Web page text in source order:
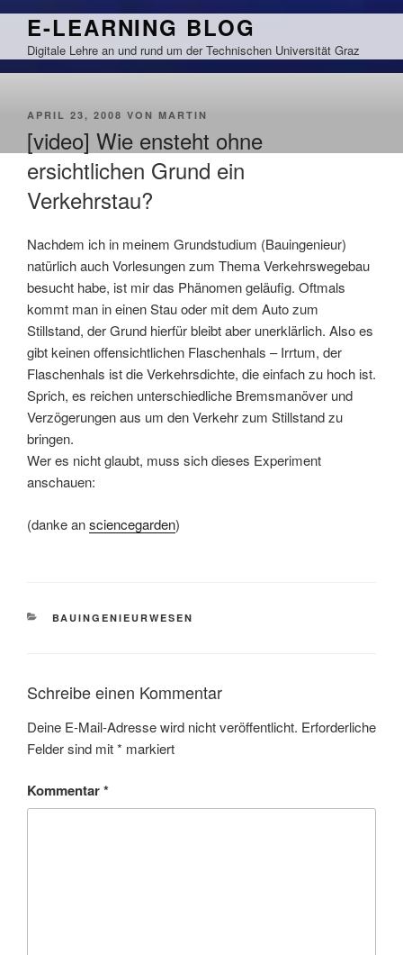
Zum
springen
E-LEARNING BLOG
Digitale Lehre an und rund um der Technischen Universität Graz
VERÖFFENTLICHT
APRIL 23, 2008 VON MARTIN
[video] Wie ensteht ohne
ersichtlichen Grund ein
Verkehrstau?
Nachdem ich in meinem Grundstudium (Bauingenieur)
natürlich auch Vorlesungen zum Thema Verkehrswegebau
besucht habe, ist mir das Phänomen geläufig. Oftmals
kommt man in einen Stau oder mit dem Auto zum
Stillstand, der Grund hierfür bleibt aber unerklärlich. Also es
gibt keinen offensichtlichen Flaschenhals – Irrtum, der
Flaschenhals ist die Verkehrsdichte, die einfach zu hoch ist.
Sprich, es reichen unterschiedliche Bremsmanöver und
Verzögerungen aus um den Verkehr zum Stillstand zu
bringen.
Wer es nicht glaubt, muss sich dieses Experiment
anschauen:
(danke ansciencegarden)
KATEGORIEN
BAUINGENIEURWESEN
Schreibe einen Kommentar
Deine E-Mail-Adresse wird nicht veröffentlicht. Erforderliche
Felder sind mit* markiert
Kommentar*